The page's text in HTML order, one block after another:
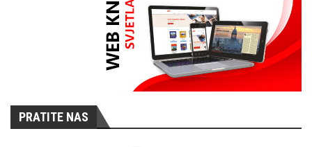
PRATITE NAS